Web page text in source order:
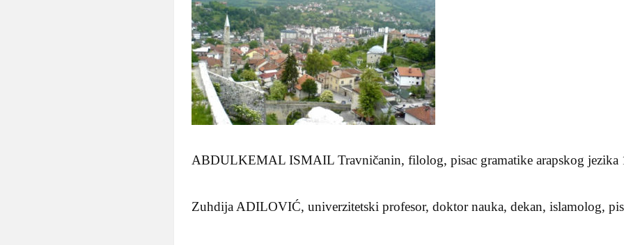
ABDULKEMAL ISMAIL Travničanin, filolog, pisac gramatike arapskog jezika
Zuhdija ADILOVIĆ, univerzitetski profesor, doktor nauka, dekan, islamolog,